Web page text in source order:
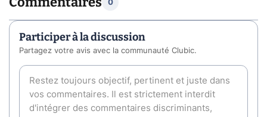
0
Participer à la discussion
Partagez votre avis avec la communauté Clubic.